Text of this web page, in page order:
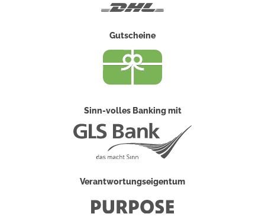
Gutscheine
Sinn-volles Banking mit
Verantwortungseigentum